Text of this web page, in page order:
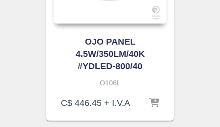
OJO PANEL
4.5W/350LM/40K
#YDLED-800/40
O106L
C$ 446.45 + I.V.A